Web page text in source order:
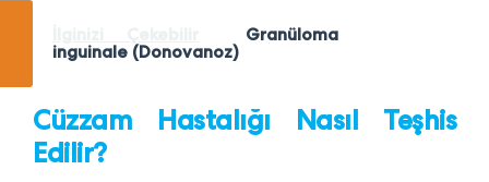
Granüloma
inguinale (Donovanoz)
Cüzzam Hastalığı Nasıl Teşhis
Edilir?